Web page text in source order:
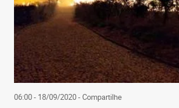
06:00 - 18/09/2020- Compartilhe